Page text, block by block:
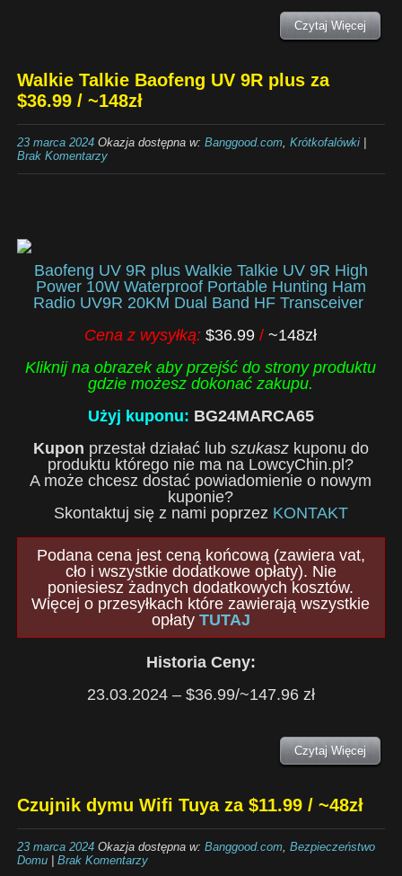
Czytaj Więcej
Walkie Talkie Baofeng UV 9R plus za
$36.99 / ~148zł
23 marca 2024Okazja dostępna w: Banggood.com, Krótkofalówki|
Brak Komentarzy
Baofeng UV 9R plus Walkie Talkie UV 9R High
Power 10W Waterproof Portable Hunting Ham
Radio UV9R 20KM Dual Band HF Transceiver
Cena z wysyłką:$36.99/~148zł
Kliknij na obrazek aby przejść do strony produktu
gdzie możesz dokonać zakupu.
Użyj kuponu: BG24MARCA65
Kupon przestał działać lub szukaszkuponu do
produktu którego nie ma na LowcyChin.pl?
A może chcesz dostać powiadomienie o nowym
kuponie?
Skontaktuj się z nami poprzez KONTAKT
Podana cena jest ceną końcową (zawiera vat,
cło i wszystkie dodatkowe opłaty). Nie
poniesiesz żadnych dodatkowych kosztów.
Więcej o przesyłkach które zawierają wszystkie
opłaty TUTAJ
Historia Ceny:
23.03.2024 – $36.99/~147.96 zł
Czytaj Więcej
Czujnik dymu Wifi Tuya za $11.99 / ~48zł
23 marca 2024Okazja dostępna w: Banggood.com, Bezpieczeństwo
Domu| Brak Komentarzy